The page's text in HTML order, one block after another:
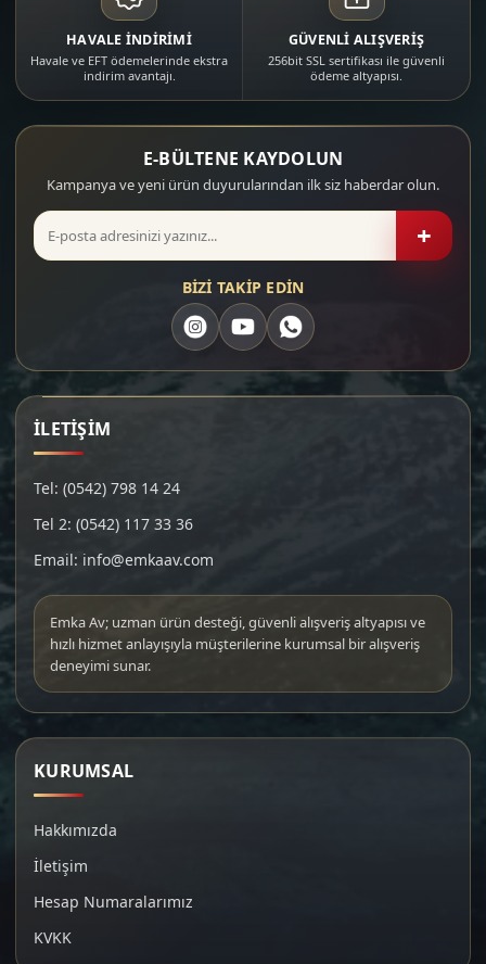
HAVALE İNDİRİMİ
Havale ve EFT ödemelerinde ekstra
indirim avantajı.
GÜVENLİ ALIŞVERİŞ
256bit SSL sertifikası ile güvenli
ödeme altyapısı.
E-BÜLTENE KAYDOLUN
Kampanya ve yeni ürün duyurularından ilk siz haberdar olun.
+
BİZİ TAKİP EDİN
İLETİŞİM
Tel: (0542) 798 14 24
Tel 2: (0542) 117 33 36
Email: info@emkaav.com
Emka Av; uzman ürün desteği, güvenli alışveriş altyapısı ve
hızlı hizmet anlayışıyla müşterilerine kurumsal bir alışveriş
deneyimi sunar.
KURUMSAL
Hakkımızda
İletişim
Hesap Numaralarımız
KVKK